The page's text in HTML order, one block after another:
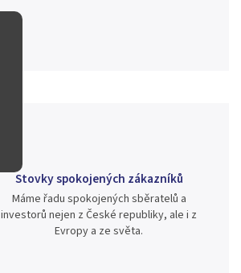
Stovky spokojených zákazníků
Máme řadu spokojených sběratelů a
investorů nejen z České republiky, ale i z
Evropy a ze světa.